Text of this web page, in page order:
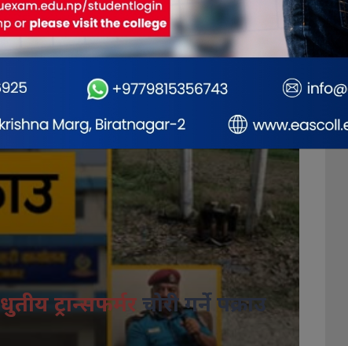
ट्रान्सफर्मरचोरी गर्ने पक्राउ